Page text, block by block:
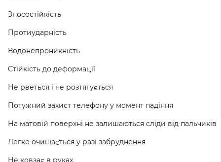
Зносостійкість
Протиударність
Водонепроникність
Стійкість до деформації
Не рветься і не розтягується
Потужний захист телефону у момент падіння
На матовій поверхні не залишаються сліди від пальчиків
Легко очищається у разі забруднення
Не ковзає в руках